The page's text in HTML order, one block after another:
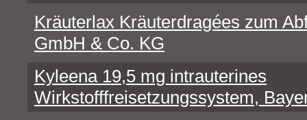
Kräuterlax Kräuterdragées zum
GmbH & Co. KG
Kyleena 19,5 mg intrauterines
Wirkstofffreisetzungssystem,